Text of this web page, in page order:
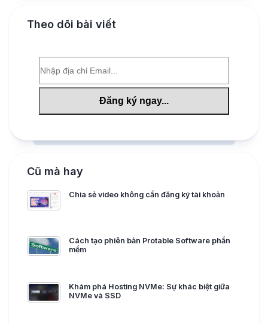
Theo dõi bài viết
Cũ mà hay
Chia sẻ video không cần đăng ký tài khoản
Cách tạo phiên bản Protable Software phần
mềm
Khám phá Hosting NVMe: Sự khác biệt giữa
NVMe và SSD